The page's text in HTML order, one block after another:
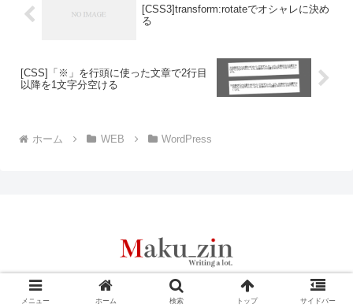
[CSS3]transform:rotateでオシャレに決め
る
[CSS]「※」を行頭に使った文章で2行目
以降を1文字分空ける
ホーム WEB WordPress
© 2013 Maku_zin Ver2.1.1.
メニュー ホーム 検索 トップ サイドバー